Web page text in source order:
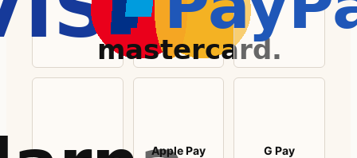
Apple Pay G Pay